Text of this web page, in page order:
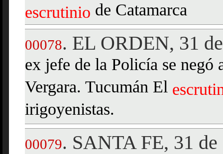
escrutinio de Catamarca
00078. EL ORDEN, 31
ex jefe de la Policía se negó
Vergara. Tucumán El
irigoyenistas.
00079. SANTA FE, 31 de